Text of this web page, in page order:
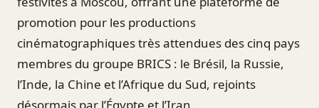
promotion pour les productions
cinématographiques très attendues des cinq pays
membres du groupe BRICS : le Brésil, la Russie,
l’Inde, la Chine et l’Afrique du Sud, rejoints
désormais par l’Égypte et l’Iran.